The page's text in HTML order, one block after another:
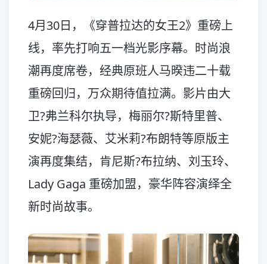
4月30日，《穿普拉达的女王2》重磅上
线，率先打响五一档光影序幕。时尚浪
潮再度席卷，经典原班人马暌违二十载
重磅回归，万众期待值拉满。影片由大
卫?弗兰科尔执导，梅丽尔?斯特里普、
安妮?海瑟薇、艾米莉?布朗特等原版主
演再度集结，肯尼斯?布拉纳、刘玉玲、
Lady Gaga 重磅加盟，豪华阵容演绎全
新时尚故事。